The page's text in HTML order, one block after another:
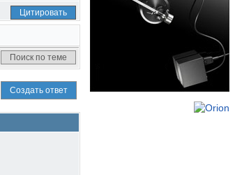
Цитировать
Создать ответ